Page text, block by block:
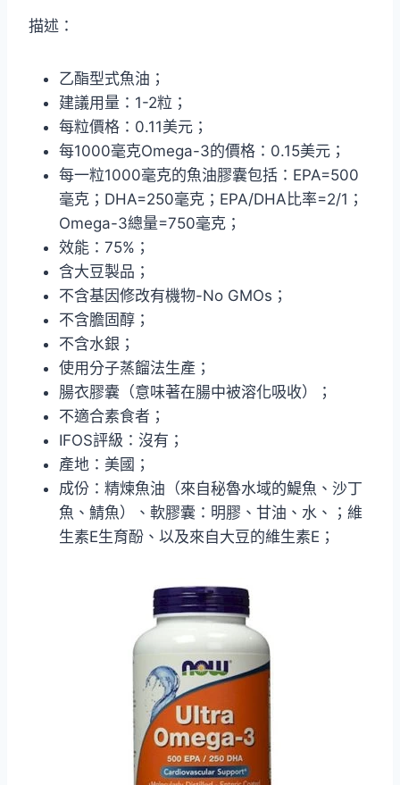
描述：
乙酯型式魚油；
建議用量：1-2粒；
每粒價格：0.11美元；
每1000毫克Omega-3的價格：0.15美元；
每一粒1000毫克的魚油膠囊包括：EPA=500
毫克；DHA=250毫克；EPA/DHA比率=2/1；
Omega-3總量=750毫克；
效能：75%；
含大豆製品；
不含基因修改有機物-No GMOs；
不含膽固醇；
不含水銀；
使用分子蒸餾法生產；
腸衣膠囊（意味著在腸中被溶化吸收）；
不適合素食者；
IFOS評級：沒有；
產地：美國；
成份：精煉魚油（來自秘魯水域的鯷魚、沙丁
魚、鯖魚）、軟膠囊：明膠、甘油、水、；維
生素E生育酚、以及來自大豆的維生素E；